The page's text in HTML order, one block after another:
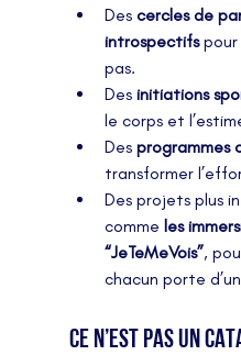
Des cercles de
introspectifs pour
pas.
Des initiations
le corps et
Des programmes
transformer
Des projets plus
comme les
“JeTeMeVois”,
chacun porte
Ce n’est pas un